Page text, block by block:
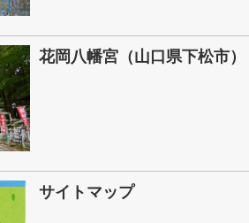
花岡八幡宮（山口県下松市）
サイトマップ